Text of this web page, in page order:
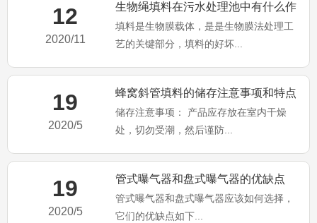
12
2020/11
生物绳填料在污水处理池中有什么作
用？
填料是生物膜载体，是是生物膜法处理工
艺的关键部分，填料的好坏...
19
2020/5
蜂窝斜管填料的储存注意事项和特点
储存注意事项： 产品应存放在室内干燥
处，切勿受潮，然后谨防...
19
2020/5
管式曝气器和盘式曝气器的优缺点
管式曝气器和盘式曝气器应该如何选择，
它们的优缺点如下...